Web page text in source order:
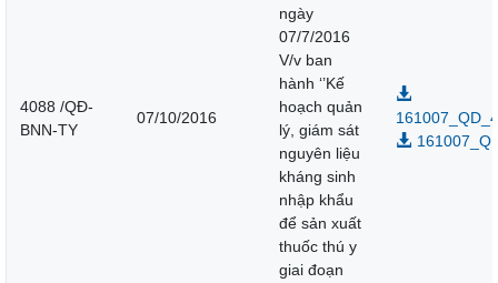
4088 /QĐ-
BNN-TY
07/10/2016
ngày
07/7/2016
V/v ban
hành ‘’Kế
hoạch quản
lý, giám sát
nguyên liệu
kháng sinh
nhập khẩu
để sản xuất
thuốc thú y
giai đoạn